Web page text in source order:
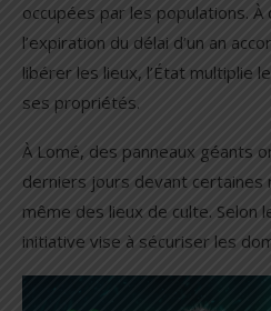
occupées par les populations.
l’expiration du délai d’un an
libérer les lieux, l’État multiplie
ses propriétés.
À Lomé, des panneaux géants
derniers jours devant certaines
même des lieux de culte. Selon
initiative vise à sécuriser les